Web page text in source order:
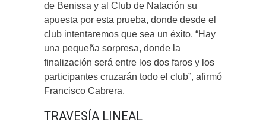
de Benissa y al Club de Natación su
apuesta por esta prueba, donde desde el
club intentaremos que sea un éxito. “Hay
una pequeña sorpresa, donde la
finalización será entre los dos faros y los
participantes cruzarán todo el club”, afirmó
Francisco Cabrera.
TRAVESÍA LINEAL